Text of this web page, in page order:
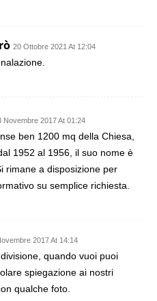
20 Ottobre 2021 At 12:04
Novembre 2017 At 01:24
ben 1200 mq della Chiesa,
1952 al 1956, il suo nome è
rimane a disposizione per
su semplice richiesta.
2017 At 14:14
quando vuoi puoi
spiegazione ai nostri
qualche foto.